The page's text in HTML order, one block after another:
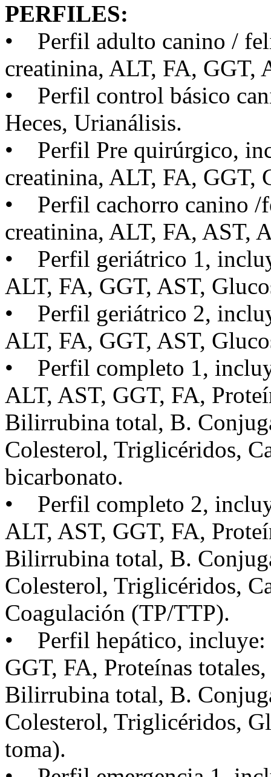
PERFILES:
• Perfil adulto canino /
creatinina, ALT, FA, GGT,
• Perfil control básico
Heces, Urianálisis.
• Perfil Pre quirúrgico,
creatinina, ALT, FA, GGT,
• Perfil cachorro canino /
creatinina, ALT, FA, AST,
• Perfil geriátrico 1,
ALT, FA, GGT, AST,
• Perfil geriátrico 2,
ALT, FA, GGT, AST,
• Perfil completo 1,
ALT, AST, GGT, FA,
Bilirrubina total, B.
Colesterol, Triglicéridos,
bicarbonato.
• Perfil completo 2,
ALT, AST, GGT, FA,
Bilirrubina total, B.
Colesterol, Triglicéridos,
Coagulación (TP/TTP).
• Perfil hepático, incluye:
GGT, FA, Proteínas
Bilirrubina total, B.
Colesterol, Triglicéridos,
toma).